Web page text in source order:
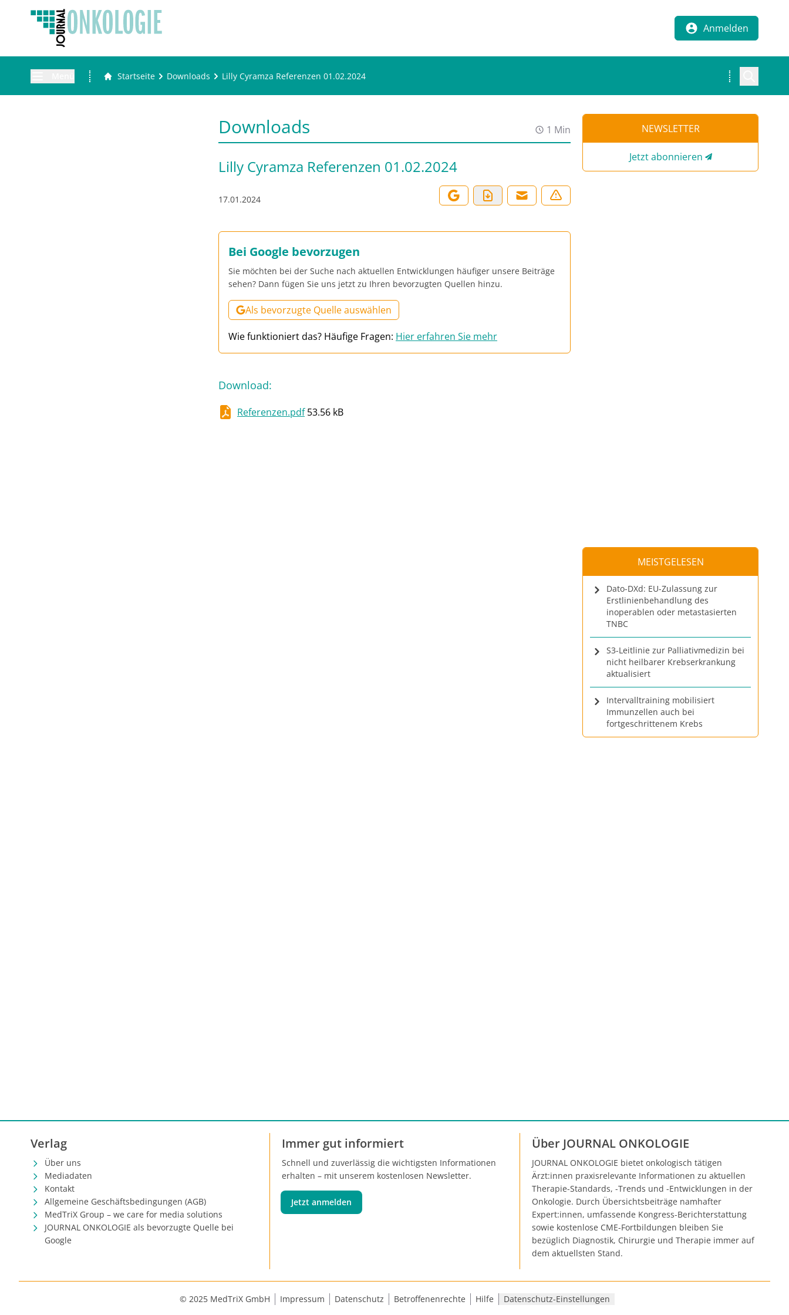
Anmelden
Startseite Downloads Lilly Cyramza Referenzen 01.02.2024
Downloads 1 Min
Lilly Cyramza Referenzen 01.02.2024
17.01.2024
Bei Google bevorzugen
Sie möchten bei der Suche nach aktuellen Entwicklungen häufiger unsere Beiträge
sehen? Dann fügen Sie uns jetzt zu Ihren bevorzugten Quellen hinzu.
Als bevorzugte Quelle auswählen
Wie funktioniert das? Häufige Fragen: Hier erfahren Sie mehr
Download:
Referenzen.pdf 53.56 kB
NEWSLETTER
Jetzt abonnieren
MEISTGELESEN
Dato-DXd: EU-Zulassung zur
Erstlinienbehandlung des
inoperablen oder metastasierten
TNBC
S3-Leitlinie zur Palliativmedizin bei
nicht heilbarer Krebserkrankung
aktualisiert
Intervalltraining mobilisiert
Immunzellen auch bei
fortgeschrittenem Krebs
Verlag
Über uns
Mediadaten
Kontakt
Allgemeine Geschäftsbedingungen (AGB)
MedTriX Group – we care for media solutions
JOURNAL ONKOLOGIE als bevorzugte Quelle bei
Google
Immer gut informiert
Schnell und zuverlässig die wichtigsten Informationen
erhalten – mit unserem kostenlosen Newsletter.
Jetzt anmelden
Über JOURNAL ONKOLOGIE
JOURNAL ONKOLOGIE bietet onkologisch tätigen
Ärzt:innen praxisrelevante Informationen zu aktuellen
Therapie-Standards, -Trends und -Entwicklungen in der
Onkologie. Durch Übersichtsbeiträge namhafter
Expert:innen, umfassende Kongress-Berichterstattung
sowie kostenlose CME-Fortbildungen bleiben Sie
bezüglich Diagnostik, Chirurgie und Therapie immer auf
dem aktuellsten Stand.
© 2025 MedTriX GmbH Impressum Datenschutz Betroffenenrechte Hilfe Datenschutz-Einstellungen